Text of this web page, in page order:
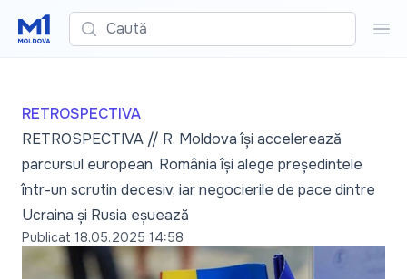
Caută
RETROSPECTIVA
RETROSPECTIVA // R. Moldova își accelerează
parcursul european, România își alege președintele
într-un scrutin decesiv, iar negocierile de pace dintre
Ucraina și Rusia eșuează
Publicat 18.05.2025 14:58